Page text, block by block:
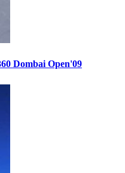
Dombai Open'09